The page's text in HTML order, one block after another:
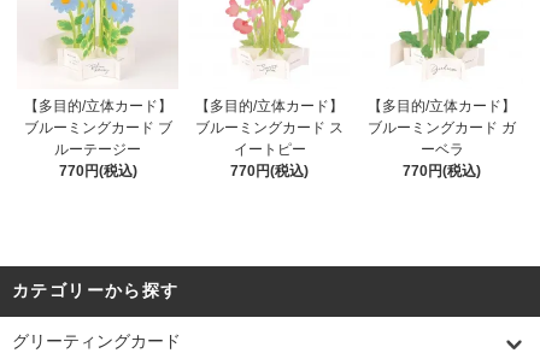
【多目的/立体カード】
ブルーミングカード ブ
ルーテージー
770円(税込)
【多目的/立体カード】
ブルーミングカード ス
イートピー
770円(税込)
【多目的/立体カード】
ブルーミングカード ガ
ーベラ
770円(税込)
カテゴリーから探す
グリーティングカード